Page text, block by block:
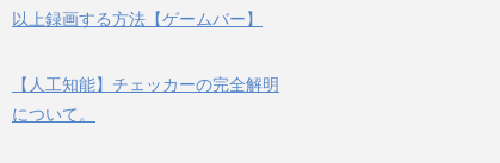
以上録画する方法【ゲームバー】
【人工知能】チェッカーの完全解明
について。